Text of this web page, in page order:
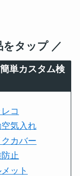
をタップ ／
簡単カスタム検
レコ
気入れ
カバー
止
ット